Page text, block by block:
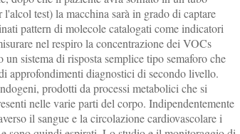
l'alcol test) la macchina sarà in grado di captare
pattern di molecole catalogati come indicatori
nel respiro la concentrazione dei VOCs
un sistema di risposta semplice tipo semaforo che
approfondimenti diagnostici di secondo livello.
prodotti da processi metabolici che si
nelle varie parti del corpo. Indipendentemente
il sangue e la circolazione cardiovascolare i